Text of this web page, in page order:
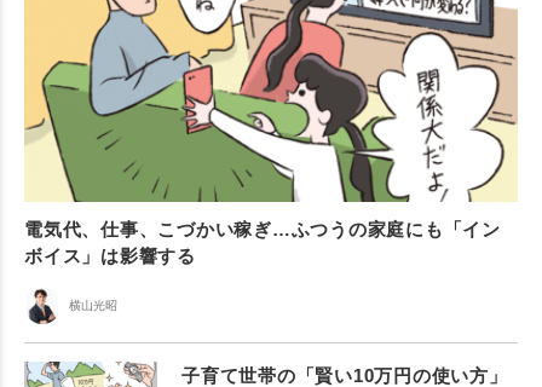
電気代、仕事、こづかい稼ぎ…ふつうの家庭にも「イン
ボイス」は影響する
横山光昭
子育て世帯の「賢い10万円の使い方」